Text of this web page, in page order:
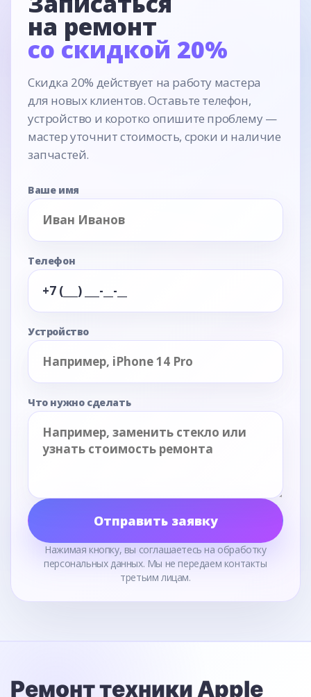
на ремонт
со скидкой 20%
Скидка 20% действует на работу мастера
для новых клиентов. Оставьте телефон,
устройство и коротко опишите проблему —
мастер уточнит стоимость, сроки и наличие
запчастей.
Ваше имя
Телефон
Устройство
Что нужно сделать
Отправить заявку
Нажимая кнопку, вы соглашаетесь на обработку
персональных данных. Мы не передаем контакты
третьим лицам.
Ремонт техники Apple